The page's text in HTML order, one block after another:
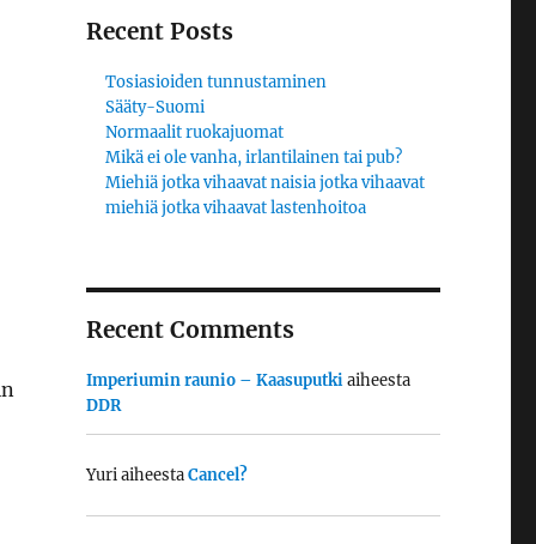
Recent Posts
Tosiasioiden tunnustaminen
Sääty-Suomi
Normaalit ruokajuomat
Mikä ei ole vanha, irlantilainen tai pub?
Miehiä jotka vihaavat naisia jotka vihaavat
miehiä jotka vihaavat lastenhoitoa
Recent Comments
Imperiumin raunio – Kaasuputkiaiheesta
DDR
YuriaiheestaCancel?